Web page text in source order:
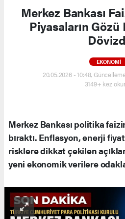
Merkez Bankası
Piyasaların
EKONOMI
20.05.2026 - 10:48,
3149+ kez
Merkez Bankası politika
bıraktı. Enflasyon, enerji
risklere dikkat çekilen
yeni ekonomik verilere